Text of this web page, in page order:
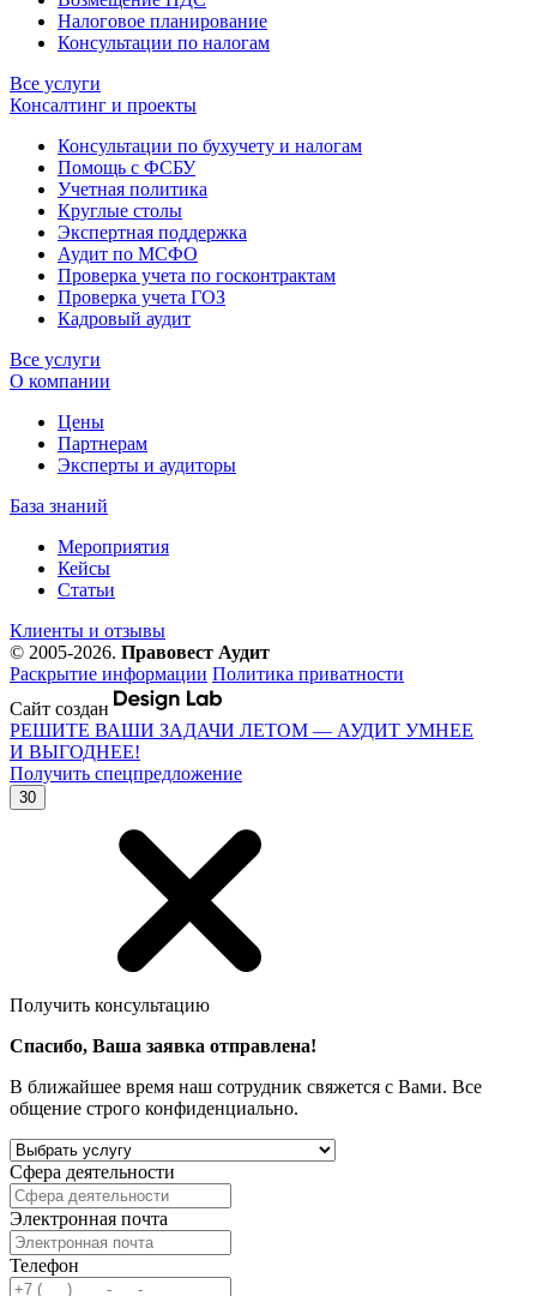
Налоговое планирование
Консультации по налогам
Все услуги
Консалтинг и проекты
Консультации по бухучету и налогам
Помощь с ФСБУ
Учетная политика
Круглые столы
Экспертная поддержка
Аудит по МСФО
Проверка учета по госконтрактам
Проверка учета ГОЗ
Кадровый аудит
Все услуги
О компании
Цены
Партнерам
Эксперты и аудиторы
База знаний
Мероприятия
Кейсы
Статьи
Клиенты и отзывы
© 2005-2026. Правовест Аудит
Раскрытие информации Политика приватности
Сайт создан
РЕШИТЕ ВАШИ ЗАДАЧИ ЛЕТОМ — АУДИТ УМНЕЕ
И ВЫГОДНЕЕ!
Получить спецпредложение
30
Получить консультацию
Спасибо, Ваша заявка отправлена!
В ближайшее время наш сотрудник свяжется с Вами. Все
общение строго конфиденциально.
Сфера деятельности
Электронная почта
Телефон